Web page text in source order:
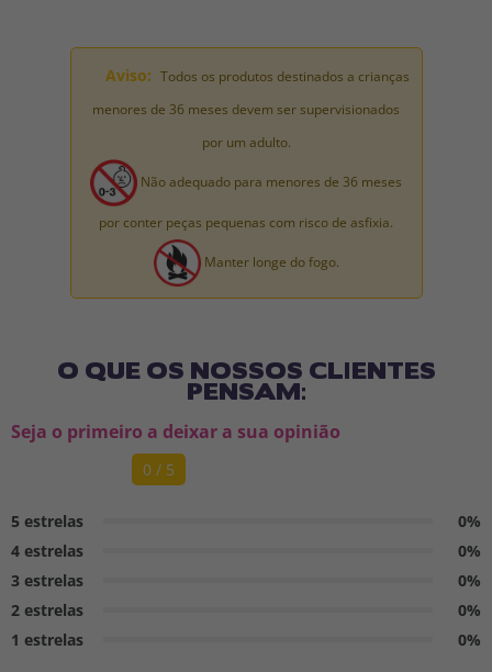
Aviso: Todos os produtos destinados a crianças
menores de 36 meses devem ser supervisionados
por um adulto.
Não adequado para menores de 36 meses
por conter peças pequenas com risco de asfixia.
Manter longe do fogo.
O QUE OS NOSSOS CLIENTES
PENSAM:
Seja o primeiro a deixar a sua opinião
0 / 5
5 estrelas
0%
4 estrelas
0%
3 estrelas
0%
2 estrelas
0%
1 estrelas
0%